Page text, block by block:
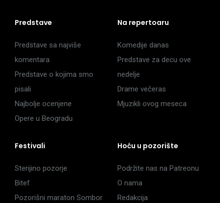
Predstave
Predstave sa najviše
komentara
Predstave o kojima smo
pisali
Najbolje ocenjene
Opere u Beogradu
Na repertoaru
Komedije danas
Predstave za decu ove
nedelje
Drame večeras
Mjuzikli ovog meseca
Festivali
Sterijino pozorje
Bitef
Pozorišni maraton Sombor
Hoću u pozorište
Podržite nas na Patreonu
O nama
Redakcija